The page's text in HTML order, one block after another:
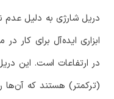
‏دریل شارژی به دلیل عدم
ابزاری ایده‌آل برای کار
در ارتفاعات است. این
(ترکمتر) هستند که آن‌ها